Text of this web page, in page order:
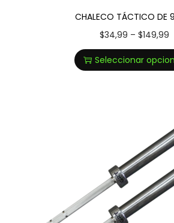
CHALECO TÁCTICO DE
$34,99 – $149,99
Seleccionar